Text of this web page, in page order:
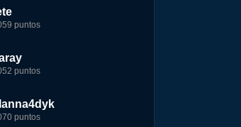
puntos
puntos
puntos
puntos
puntos
puntos
puntos
puntos
puntos
puntos
puntos
puntos